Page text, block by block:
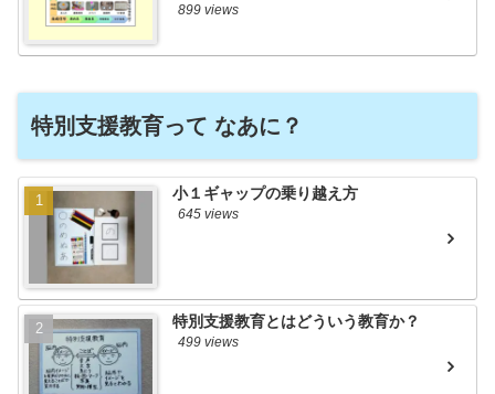
899 views
特別支援教育って なあに？
小１ギャップの乗り越え方
645 views
特別支援教育とはどういう教育か？
499 views